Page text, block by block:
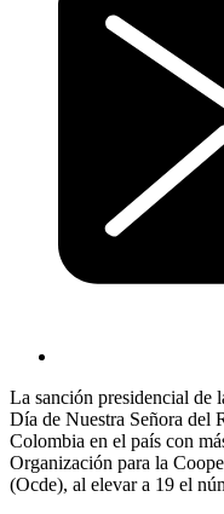
La sanción presidencial de
Día de Nuestra Señora del
Colombia en el país con
Organización para la
(Ocde), al elevar a 19 el